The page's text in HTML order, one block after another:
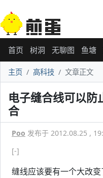
首页 树洞 无聊图 鱼塘
主页 高科技 文章正文
电子缝合线可以防
合
Poo 发布于 2012.08.25 ,
[-]
缝线应该要有一个大改